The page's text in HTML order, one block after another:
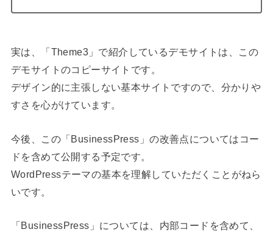
実は、「Theme3」で紹介しているデモサイトは、この
デモサイトのコピーサイトです。
デザイン的に主張しない基本サイトですので、分かりや
すさを心がけています。
今後、この「BusinessPress」の改善点についてはコー
ドを含めて公開する予定です。
WordPressテーマの基本を理解していただくことがねら
いです。
「BusinessPress」については、内部コードを含めて、